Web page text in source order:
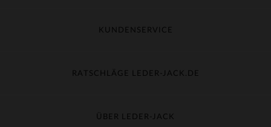
KUNDENSERVICE
Umtausch & Widerruf
Kundenservice kontaktieren
RATSCHLÄGE LEDER-JACK.DE
Material-Guide
ÜBER LEDER-JACK